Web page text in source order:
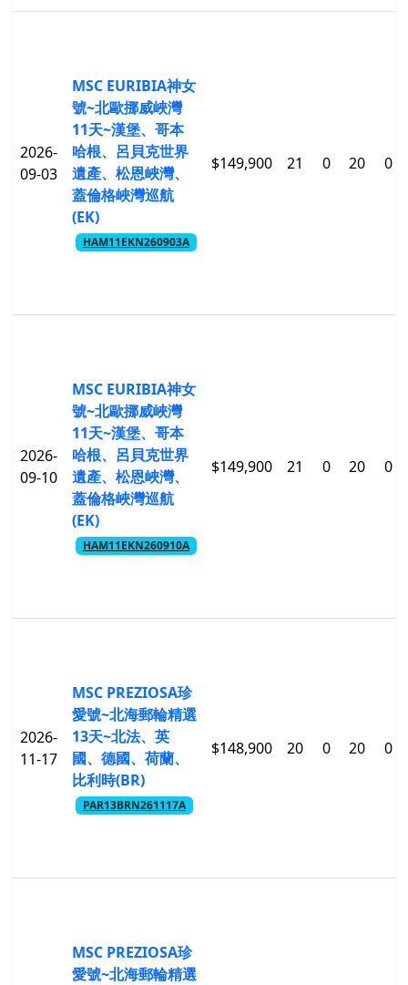
2026-
09-03
MSC EURIBIA神女
號~北歐挪威峽灣
11天~漢堡、哥本
哈根、呂貝克世界
遺產、松恩峽灣、
蓋倫格峽灣巡航
(EK)
HAM11EKN260903A
$149,900 21 0 20 0
2026-
09-10
MSC EURIBIA神女
號~北歐挪威峽灣
11天~漢堡、哥本
哈根、呂貝克世界
遺產、松恩峽灣、
蓋倫格峽灣巡航
(EK)
HAM11EKN260910A
$149,900 21 0 20 0
2026-
11-17
MSC PREZIOSA珍
愛號~北海郵輪精選
13天~北法、英
國、德國、荷蘭、
比利時(BR)
PAR13BRN261117A
$148,900 20 0 20 0
MSC PREZIOSA珍
愛號~北海郵輪精選